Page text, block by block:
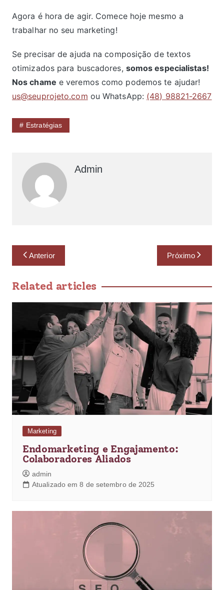
Agora é hora de agir. Comece hoje mesmo a
trabalhar no seu marketing!
Se precisar de ajuda na composição de textos
otimizados para buscadores, somos especialistas!
Nos chame e veremos como podemos te ajudar!
us@seuprojeto.com ou WhatsApp: (48) 98821-2667
Estratégias
Admin
Anterior Próximo
Related articles
Marketing
Endomarketing e Engajamento:
Colaboradores Aliados
admin
Atualizado em 8 de setembro de 2025